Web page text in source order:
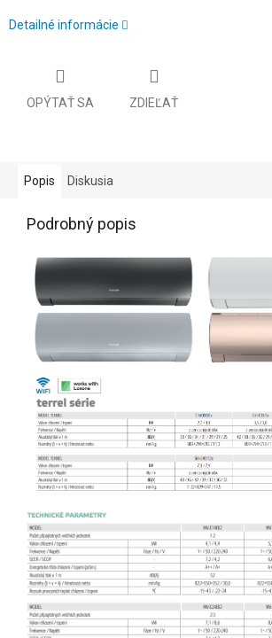
Detailné informácie
OPÝTAŤ SA ZDIEĽAŤ
Popis Diskusia
Podrobný popis